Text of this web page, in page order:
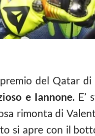
del Qatar
e Iannone. E’
rimonta di
si apre con il